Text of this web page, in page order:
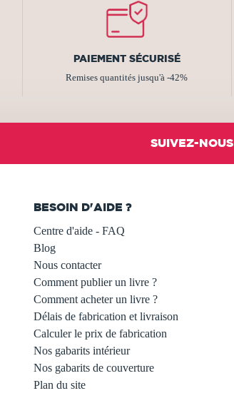
PAIEMENT SÉCURISÉ
Remises quantités jusqu'à -42%
SUIVEZ-NOUS
BESOIN D'AIDE ?
Centre d'aide - FAQ
Blog
Nous contacter
Comment publier un livre ?
Comment acheter un livre ?
Délais de fabrication et livraison
Calculer le prix de fabrication
Nos gabarits intérieur
Nos gabarits de couverture
Plan du site